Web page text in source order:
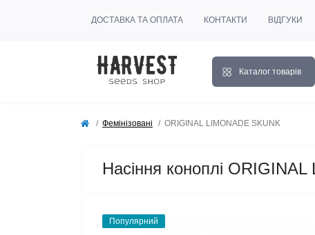
ДОСТАВКА ТА ОПЛАТА КОНТАКТИ ВІДГУКИ
Каталог товарів
Фемінізовані ORIGINAL LIMONADE SKUNK
Насіння коноплі
Популярний